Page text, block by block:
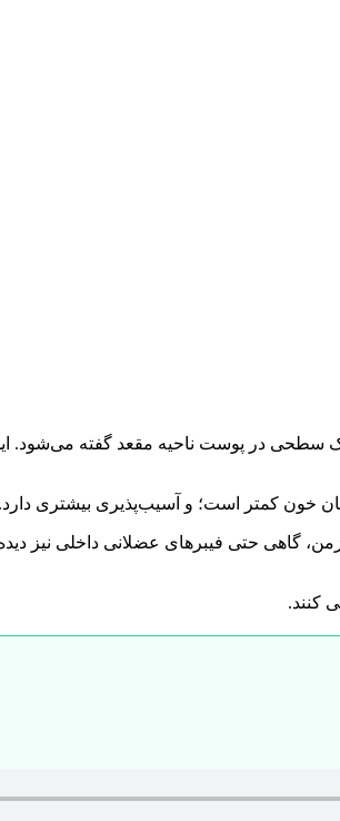
سطحی در پوست ناحیه مقعد گفته می‌شود.
خون کمتر است؛ و آسیب‌پذیری بیشتری دارد.
گاهی حتی فیبرهای عضلانی داخلی نیز
کنند.